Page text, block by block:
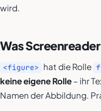
wird.
Was
<figure> hat die Rolle
keine eigene Rolle– ihr
Namen der Abbildung.